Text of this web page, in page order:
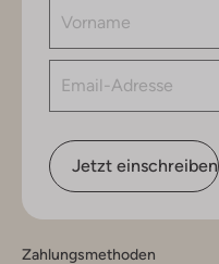
Jetzt einschreiben
Zahlungsmethoden